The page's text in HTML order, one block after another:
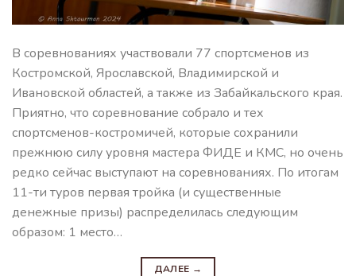
В соревнованиях участвовали 77 спортсменов из
Костромской, Ярославской, Владимирской и
Ивановской областей, а также из Забайкальского края.
Приятно, что соревнование собрало и тех
спортсменов-костромичей, которые сохранили
прежнюю силу уровня мастера ФИДЕ и КМС, но очень
редко сейчас выступают на соревнованиях. По итогам
11-ти туров первая тройка (и существенные
денежные призы) распределилась следующим
образом: 1 место…
ДАЛЕЕ →